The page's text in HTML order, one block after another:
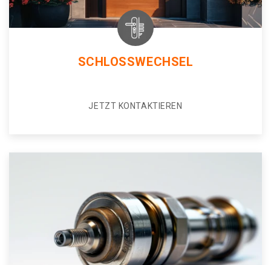
SCHLOSSWECHSEL
JETZT KONTAKTIEREN